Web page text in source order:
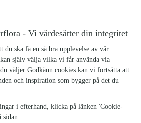
SVÄRMORSTUNGA